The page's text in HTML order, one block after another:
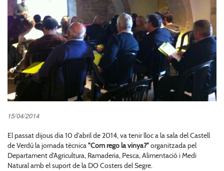
15/04/2014
El passat dijous dia 10 d'abril de 2014, va tenir lloc a la sala del Castell
de Verdú la jornada tècnica"Com rego la vinya?"organitzada pel
Departament d'Agricultura, Ramaderia, Pesca, Alimentació i Medi
Natural amb el suport de la DO Costers del Segre.